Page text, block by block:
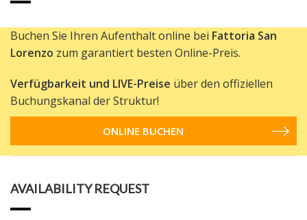
Buchen Sie Ihren Aufenthalt online bei Fattoria San
Lorenzo zum garantiert besten Online-Preis.
Verfügbarkeit und LIVE-Preise über den offiziellen
Buchungskanal der Struktur!
ONLINE BUCHEN
AVAILABILITY REQUEST